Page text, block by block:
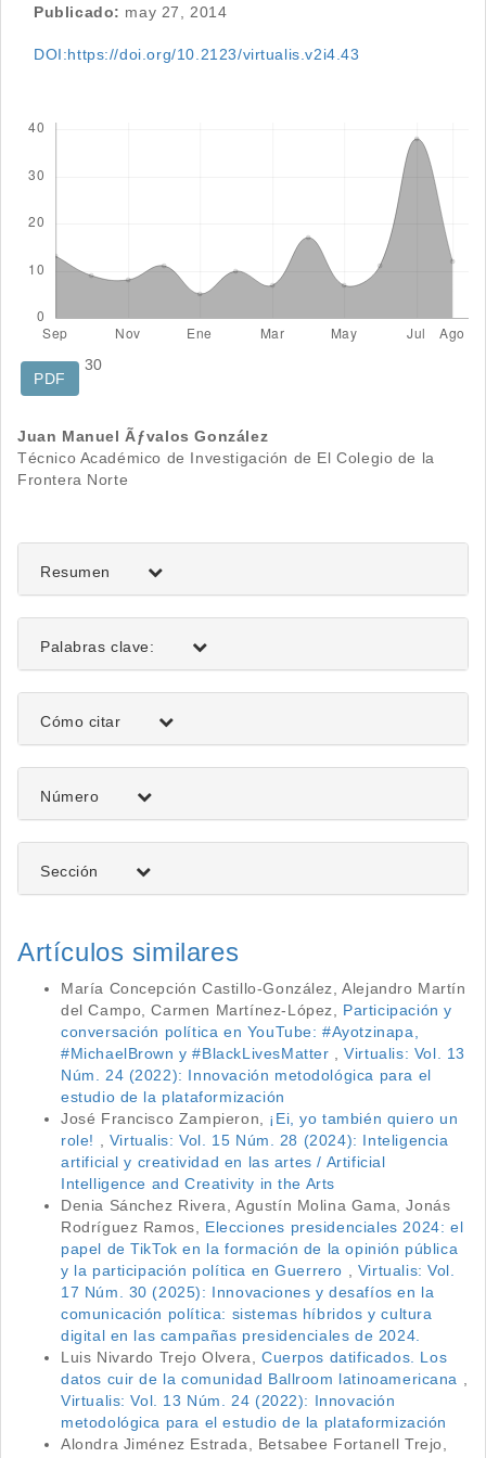
Publicado: may 27, 2014
DOI:https://doi.org/10.2123/virtualis.v2i4.43
30
PDF
Contenido
principal
artículo
Juan Manuel Ãƒvalos González
Técnico Académico de Investigación de El Colegio de la
Frontera Norte
Resumen
Palabras clave:
Detalles
del
artículo
Cómo citar
Número
Sección
Artículos similares
María Concepción Castillo-González, Alejandro Martín
del Campo, Carmen Martínez-López, Participación y
conversación política en YouTube: #Ayotzinapa,
#MichaelBrown y #BlackLivesMatter
,Virtualis: Vol. 13
Núm. 24 (2022): Innovación metodológica para el
estudio de la plataformización
José Francisco Zampieron, ¡Ei, yo también quiero un
role!
Virtualis: Vol. 15 Núm. 28 (2024): Inteligencia
artificial y creatividad en las artes / Artificial
Intelligence and Creativity in the Arts
Denia Sánchez Rivera, Agustín Molina Gama, Jonás
Rodríguez Ramos, Elecciones presidenciales 2024: el
papel de TikTok en la formación de la opinión pública
y la participación política en Guerrero
Virtualis: Vol.
17 Núm. 30 (2025): Innovaciones y desafíos en la
comunicación política: sistemas híbridos y cultura
digital en las campañas presidenciales de 2024.
Luis Nivardo Trejo Olvera, Cuerpos datificados. Los
datos cuir de la comunidad Ballroom latinoamericana
Virtualis: Vol. 13 Núm. 24 (2022): Innovación
metodológica para el estudio de la plataformización
Alondra Jiménez Estrada, Betsabee Fortanell Trejo,